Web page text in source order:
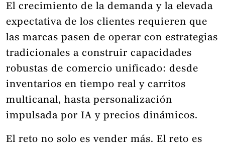
El crecimiento de la demanda y la elevada
expectativa de los clientes requieren que
las marcas pasen de operar con estrategias
tradicionales a construir capacidades
robustas de comercio unificado: desde
inventarios en tiempo real y carritos
multicanal, hasta personalización
impulsada por IA y precios dinámicos.
El reto no solo es vender más. El reto es